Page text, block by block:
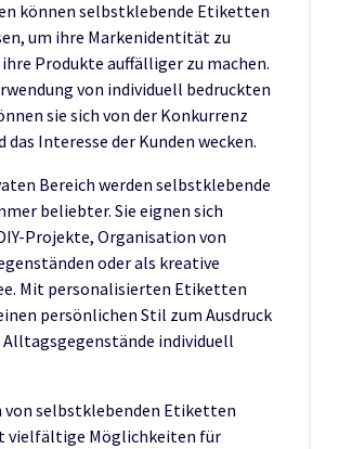
können selbstklebende Etiketten
um ihre Markenidentität zu
Produkte auffälliger zu machen.
von individuell bedruckten
sie sich von der Konkurrenz
das Interesse der Kunden wecken.
Bereich werden selbstklebende
beliebter. Sie eignen sich
Projekte, Organisation von
oder als kreative
Mit personalisierten Etiketten
persönlichen Stil zum Ausdruck
Alltagsgegenstände individuell
von selbstklebenden Etiketten
vielfältige Möglichkeiten für